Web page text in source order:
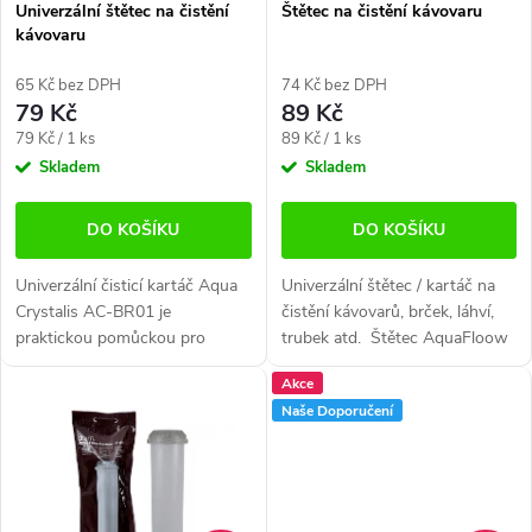
o
d
u
k
ů
r
o
d
u
t
ů
Univerzální štětec na čistění
kávovaru
65 Kč bez DPH
79 Kč
Měrná
cena:
79 Kč / 1 ks
Skladem
DO KOŠÍKU
Univerzální čisticí kartáč Aqua
Crystalis AC-BR01 je
praktickou pomůckou pro
důkladné čištění kávovarů,
obtížně přístupných míst.
Kartáč účinně...
Štětec na čistění kávovaru
74 Kč bez DPH
89 Kč
Měrná
cena:
89 Kč / 1 ks
Skladem
DO KOŠÍKU
Univerzální štětec / kartáč na
čistění kávovarů, brček, láhví,
trubek atd. Štětec AquaFloow
pro čištění kávovaru. Velmi
dobře odstraňuje zbytky a
zbytky kávy,...
Akce
Naše Doporučení